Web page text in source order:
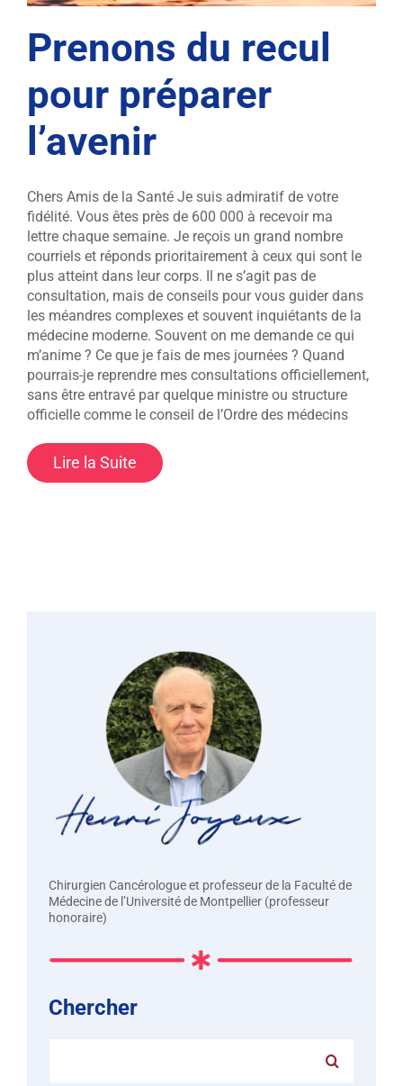
Prenons du recul
pour préparer
l’avenir
Chers Amis de la Santé Je suis admiratif de votre
fidélité. Vous êtes près de 600 000 à recevoir ma
lettre chaque semaine. Je reçois un grand nombre
courriels et réponds prioritairement à ceux qui sont le
plus atteint dans leur corps. Il ne s’agit pas de
consultation, mais de conseils pour vous guider dans
les méandres complexes et souvent inquiétants de la
médecine moderne. Souvent on me demande ce qui
m’anime ? Ce que je fais de mes journées ? Quand
pourrais-je reprendre mes consultations officiellement,
sans être entravé par quelque ministre ou structure
officielle comme le conseil de l’Ordre des médecins
Lire la Suite
Chirurgien Cancérologue et professeur de la Faculté de
Médecine de l’Université de Montpellier (professeur
honoraire)
Chercher